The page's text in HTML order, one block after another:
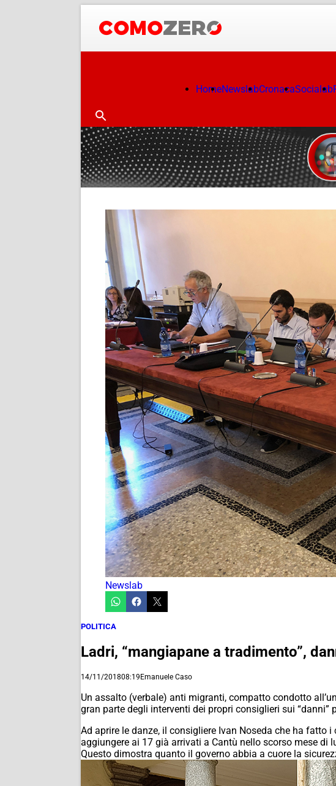
HomeNewslabCronacaSocialab
Newslab
POLITICA
Ladri, “mangiapane a tradimento”,
14/11/201808:19Emanuele Caso
Un assalto (verbale) anti migranti, compatto condotto
gran parte degli interventi dei propri consiglieri sui
Ad aprire le danze, il consigliere Ivan Noseda che ha fatto
aggiungere ai 17 già arrivati a Cantù nello scorso mese di
Questo dimostra quanto il governo abbia a cuore la